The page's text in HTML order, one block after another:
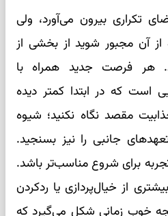
تکراری بیرون می‌آورد، ولی
آن مجبور شوید از بخشی از
هر فرصت جدید همراه با
است که در ابتدا کمتر دیده
مقصد نگاه نکنید؛ شیوه
جانبی را نیز بسنجید.
برای شروع مناسب‌تر باشد.
از خیال‌پردازی یا ردکردن
خوب زمانی شکل می‌گیرد که